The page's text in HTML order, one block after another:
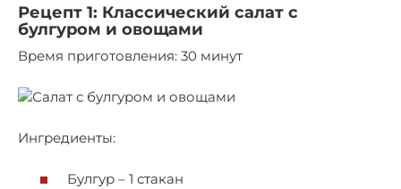
Рецепт 1: Классический салат с
булгуром и овощами
Время приготовления: 30 минут
Ингредиенты:
Булгур – 1 стакан